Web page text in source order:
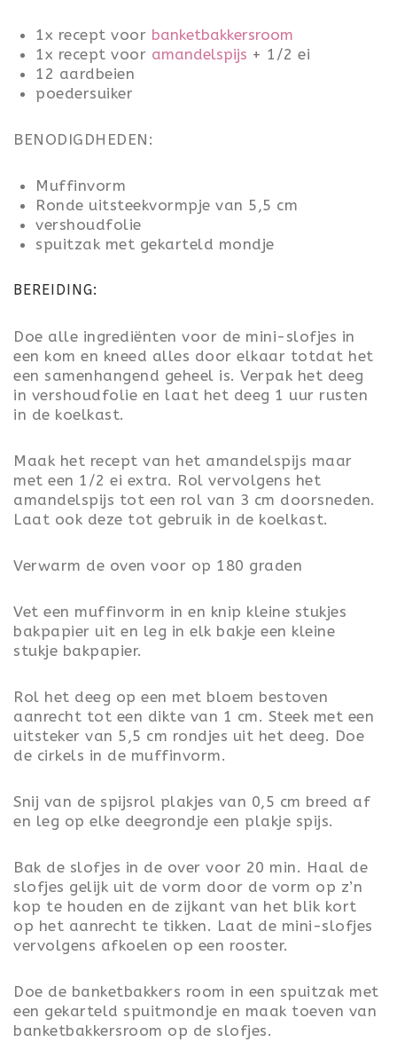
1x recept voor banketbakkersroom
1x recept voor amandelspijs + 1/2 ei
12 aardbeien
poedersuiker
BENODIGDHEDEN:
Muffinvorm
Ronde uitsteekvormpje van 5,5 cm
vershoudfolie
spuitzak met gekarteld mondje
BEREIDING:
Doe alle ingrediënten voor de mini-slofjes in
een kom en kneed alles door elkaar totdat het
een samenhangend geheel is. Verpak het deeg
in vershoudfolie en laat het deeg 1 uur rusten
in de koelkast.
Maak het recept van het amandelspijs maar
met een 1/2 ei extra. Rol vervolgens het
amandelspijs tot een rol van 3 cm doorsneden.
Laat ook deze tot gebruik in de koelkast.
Verwarm de oven voor op 180 graden
Vet een muffinvorm in en knip kleine stukjes
bakpapier uit en leg in elk bakje een kleine
stukje bakpapier.
Rol het deeg op een met bloem bestoven
aanrecht tot een dikte van 1 cm. Steek met een
uitsteker van 5,5 cm rondjes uit het deeg. Doe
de cirkels in de muffinvorm.
Snij van de spijsrol plakjes van 0,5 cm breed af
en leg op elke deegrondje een plakje spijs.
Bak de slofjes in de over voor 20 min. Haal de
slofjes gelijk uit de vorm door de vorm op z’n
kop te houden en de zijkant van het blik kort
op het aanrecht te tikken. Laat de mini-slofjes
vervolgens afkoelen op een rooster.
Doe de banketbakkers room in een spuitzak met
een gekarteld spuitmondje en maak toeven van
banketbakkersroom op de slofjes.